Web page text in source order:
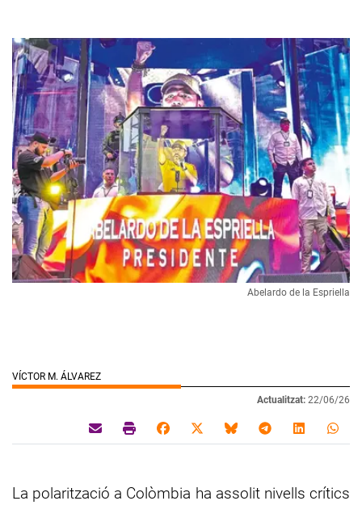
Abelardo de la Espriella
VÍCTOR M. ÁLVAREZ
Actualitzat: 22/06/26
La polarització a Colòmbia ha assolit nivells crítics